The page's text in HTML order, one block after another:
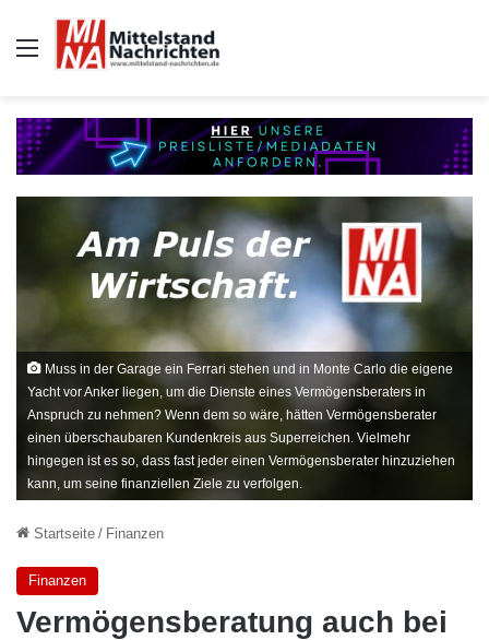
Auswahl
Muss in der Garage ein Ferrari stehen und in Monte Carlo die eigene
Yacht vor Anker liegen, um die Dienste eines Vermögensberaters in
Anspruch zu nehmen? Wenn dem so wäre, hätten Vermögensberater
einen überschaubaren Kundenkreis aus Superreichen. Vielmehr
hingegen ist es so, dass fast jeder einen Vermögensberater hinzuziehen
kann, um seine finanziellen Ziele zu verfolgen.
Startseite / Finanzen
Finanzen
Vermögensberatung auch bei